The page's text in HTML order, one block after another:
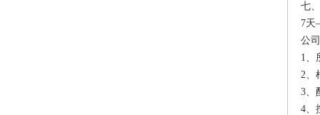
七
7天
公
1、
2、
3、
4、